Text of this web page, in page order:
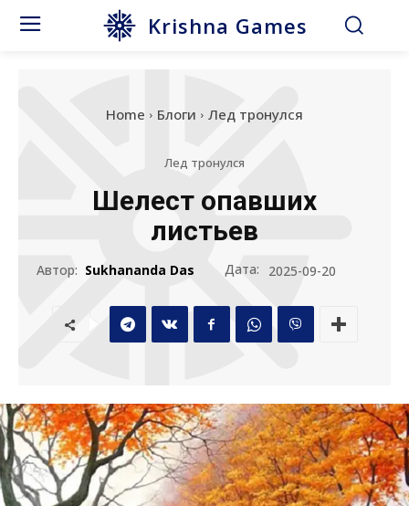
Krishna Games
Home Блоги Лед тронулся
Лед тронулся
Шелест опавших
листьев
Автор: Sukhananda Das Дата: 2025-09-20